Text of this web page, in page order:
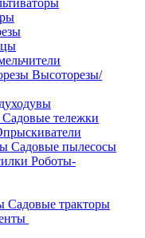
Высоторезы/
Садовые тележки
Садовые пылесосы
Роботы-
Садовые тракторы